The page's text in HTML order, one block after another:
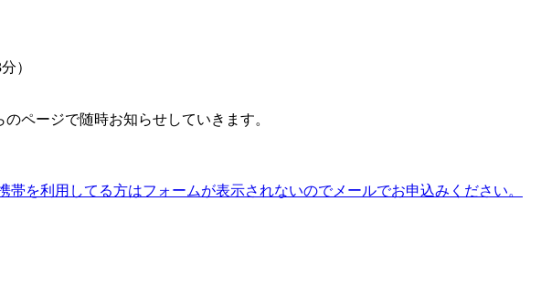
）
ページで随時お知らせしていきます。
を利用してる方はフォームが表示されないのでメールでお申込みください。